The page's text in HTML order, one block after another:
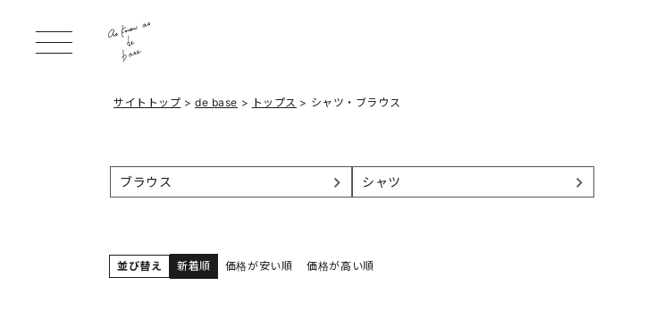
サイトトップ de base トップス シャツ・ブラウス
ブラウス シャツ
並び替え 新着順 価格が安い順 価格が高い順